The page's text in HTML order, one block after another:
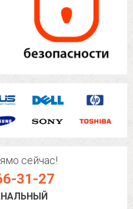
сейчас!
31-27